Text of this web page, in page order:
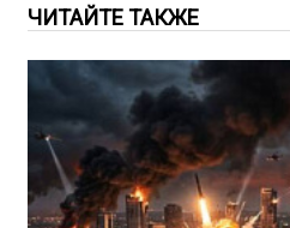
ЧИТАЙТЕ ТАКЖЕ